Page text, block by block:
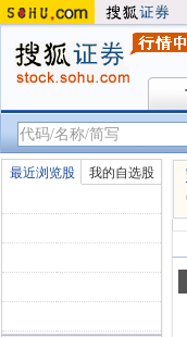
最近浏览股 我的自选股